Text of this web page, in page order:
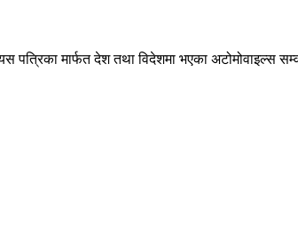
पत्रिका मार्फत देश तथा विदेशमा भएका अटोमोवाइल्स